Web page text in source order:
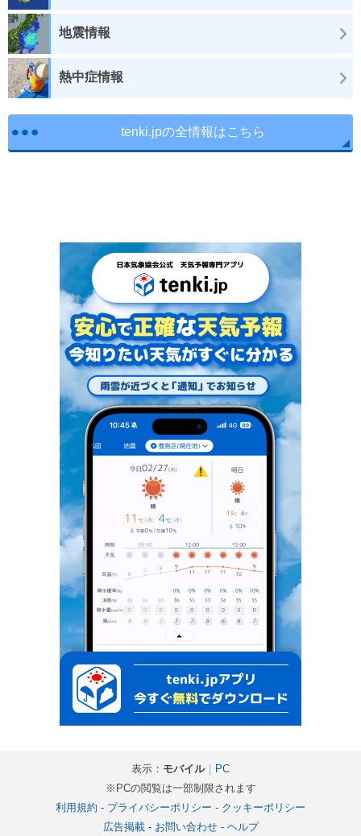
地震情報
熱中症情報
tenki.jpの全情報はこちら
表示： モバイル｜ PC
※PCの閲覧は一部制限されます
利用規約 - プライバシーポリシー - クッキーポリシー
広告掲載- お問い合わせ- ヘルプ